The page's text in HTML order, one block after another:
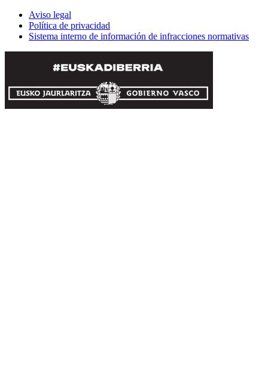
Aviso legal
Política de privacidad
Sistema interno de información de infracciones normativas